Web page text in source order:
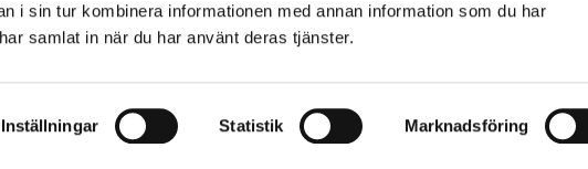
i sin tur kombinera informationen med annan information som du har
samlat in när du har använt deras tjänster.
Inställningar Statistik Marknadsföring
Blanda 10 snusdosor eller 10 vapes